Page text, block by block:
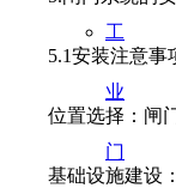
工
业
门
5.1安装注意事
位置选择：闸门
基础设施建设：